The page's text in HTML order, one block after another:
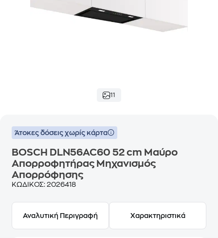
11
Άτοκες δόσεις χωρίς κάρτα
BOSCH DLN56AC60 52 cm Μαύρο
Απορροφητήρας Μηχανισμός
Απορρόφησης
ΚΩΔΙΚΟΣ: 2026418
Αναλυτική Περιγραφή Χαρακτηριστικά